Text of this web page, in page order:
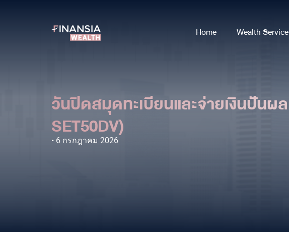
Home Wealth
วันปิดสมุดทะเบียนและจ่ายเงินปัน
SET50DV)
6 กรกฎาคม 2026